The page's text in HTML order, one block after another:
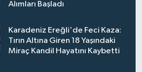
Alımları Başladı
Karadeniz Ereğli'de Feci Kaza:
Tırın Altına Giren 18 Yaşındaki
Miraç Kandil Hayatını Kaybetti